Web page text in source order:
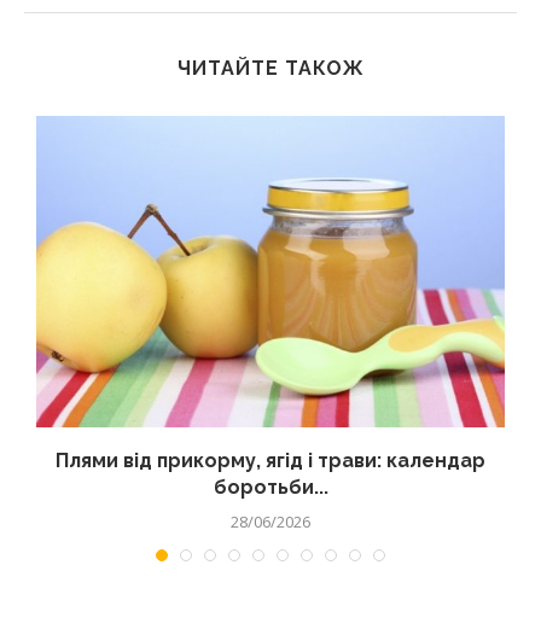
ЧИТАЙТЕ ТАКОЖ
Плями від прикорму, ягід і трави: календар
боротьби...
28/06/2026